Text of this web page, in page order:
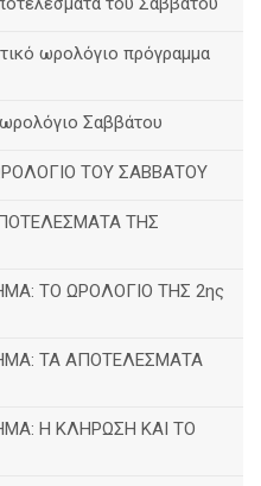
ωρολόγιο πρόγραμμα
Σαββάτου
ΤΟΥ ΣΑΒΒΑΤΟΥ
ΤΗΣ
ΤΟ ΩΡΟΛΟΓΙΟ ΤΗΣ 2ης
ΤΑ ΑΠΟΤΕΛΕΣΜΑΤΑ
Η ΚΛΗΡΩΣΗ ΚΑΙ ΤΟ